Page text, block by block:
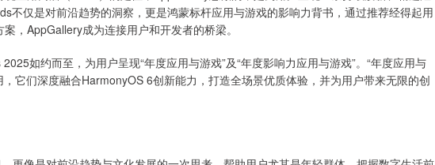
不仅是对前沿趋势的洞察，更是鸿蒙标杆应用与游戏的影响力背书，通过推荐经得起用
，AppGallery成为连接用户和开发者的桥梁。
如约而至，为用户呈现“年度应用与游戏”及“年度影响力应用与游戏”。“年度应用与
它们深度融合HarmonyOS 6创新能力，打造全场景优质体验，并为用户带来无限的创